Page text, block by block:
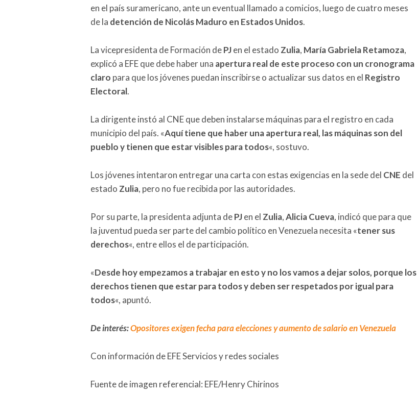
en el país suramericano, ante un eventual llamado a comicios, luego de cuatro meses
de la detención de Nicolás Maduro en Estados Unidos.
La vicepresidenta de Formación dePJen el estado Zulia, María Gabriela Retamoza,
explicó a EFE que debe haber una apertura real de este proceso con un cronograma
claro para que los jóvenes puedan inscribirse o actualizar sus datos en el Registro
Electoral.
La dirigente instó al CNE que deben instalarse máquinas para el registro en cada
municipio del país. «Aquí tiene que haber una apertura real, las máquinas son del
pueblo y tienen que estar visibles para todos«, sostuvo.
Los jóvenes intentaron entregar una carta con estas exigencias en la sede del CNE del
estado Zulia, pero no fue recibida por las autoridades.
Por su parte, la presidenta adjunta dePJen el Zulia,Alicia Cueva, indicó que para que
la juventud pueda ser parte del cambio político en Venezuela necesita «tener sus
derechos«, entre ellos el de participación.
«Desde hoy empezamos a trabajar en esto y no los vamos a dejar solos, porque los
derechos tienen que estar para todos y deben ser respetados por igual para
todos«, apuntó.
De interés:Opositores exigen fecha para elecciones y aumento de salario en Venezuela
Con información de EFE Servicios y redes sociales
Fuente de imagen referencial: EFE/Henry Chirinos